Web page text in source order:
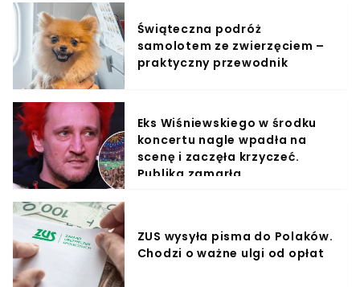
Świąteczna podróż
samolotem ze zwierzęciem –
praktyczny przewodnik
Eks Wiśniewskiego w środku
koncertu nagle wpadła na
scenę i zaczęła krzyczeć.
Publika zamarła
ZUS wysyła pisma do Polaków.
Chodzi o ważne ulgi od opłat